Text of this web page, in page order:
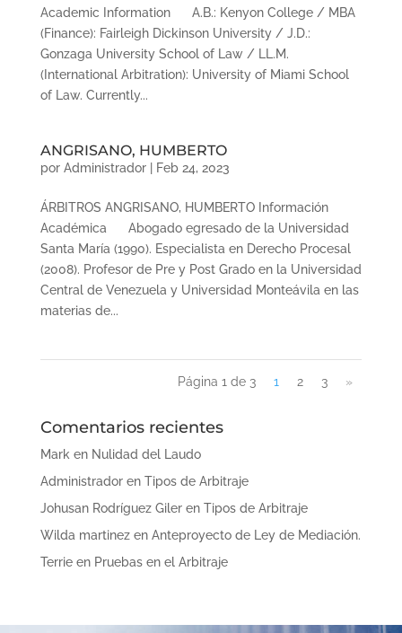
Academic Information A.B.: Kenyon College / MBA
(Finance): Fairleigh Dickinson University / J.D.:
Gonzaga University School of Law / LL.M.
(International Arbitration): University of Miami School
of Law. Currently...
ANGRISANO, HUMBERTO
por Administrador| Feb 24, 2023
ÁRBITROS ANGRISANO, HUMBERTO Información
Académica Abogado egresado de la Universidad
Santa María (1990). Especialista en Derecho Procesal
(2008). Profesor de Pre y Post Grado en la Universidad
Central de Venezuela y Universidad Monteávila en las
materias de...
Página 1 de 3 1 2 3 »
Comentarios recientes
Mark en Nulidad del Laudo
Administradoren Tipos de Arbitraje
Johusan Rodríguez Gileren Tipos de Arbitraje
Wilda martinezen Anteproyecto de Ley de Mediación.
Terrieen Pruebas en el Arbitraje